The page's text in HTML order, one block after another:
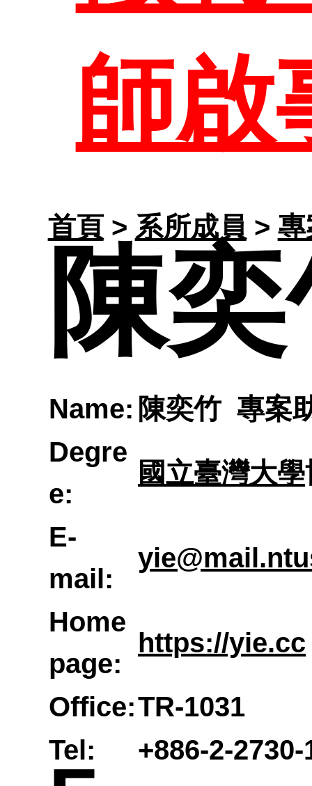
歷
任
職
圖
地圖
師
大
師
結
大
生
研
生
課程
修
規定
專
表單
校
參
申
系所
系
師啟
首頁> 系所成員 > 專
陳
Name: 陳奕竹 專案
Degre
e:
國立臺灣大學
E-
mail:
Home
page:
https://yie.cc
Office:TR-1031
Tel:
+886-2-2730-